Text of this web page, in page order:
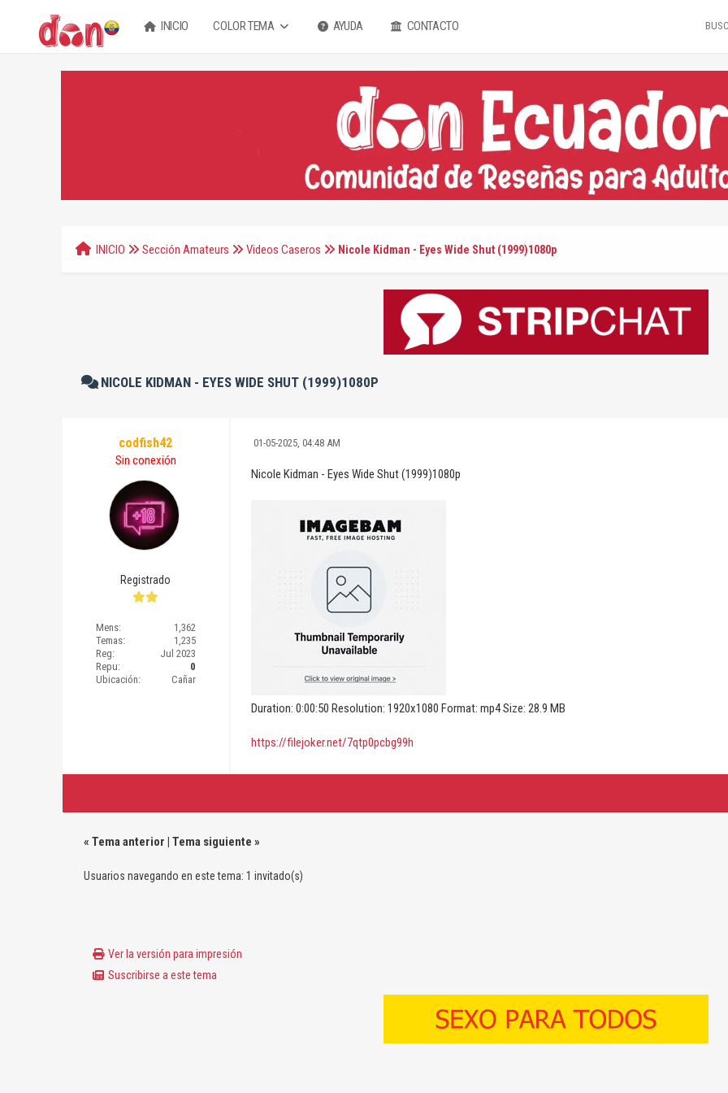
INICIO COLOR TEMA AYUDA CONTACTO
INICIO Sección Amateurs Videos Caseros Nicole Kidman - Eyes Wide Shut (1999)1080p
NICOLE KIDMAN - EYES WIDE SHUT (1999)1080P
codfish42
Sin conexión
Registrado
Mens:
1,362
Temas:
1,235
Reg:
Jul 2023
Repu:
0
Ubicación:
Cañar
01-05-2025, 04:48 AM
Nicole Kidman - Eyes Wide Shut (1999)1080p
Duration: 0:00:50 Resolution: 1920x1080 Format: mp4 Size: 28.9 MB
https://filejoker.net/7qtp0pcbg99h
« Tema anterior | Tema siguiente »
Usuarios navegando en este tema: 1 invitado(s)
Ver la versión para impresión
Suscribirse a este tema